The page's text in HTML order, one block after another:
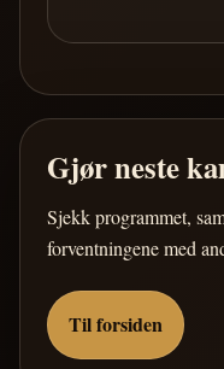
Gjør neste
Sjekk programmet,
forventningene med
Til forsiden